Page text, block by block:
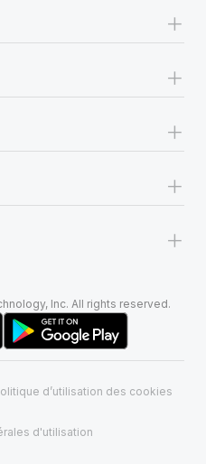
+
+
+
+
+
Inc. All rights reserved.
d’utilisation des cookies
d'utilisation